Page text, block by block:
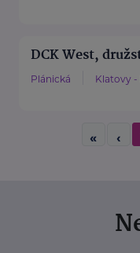
DCK West,
Plánická Klatovy -
« ‹